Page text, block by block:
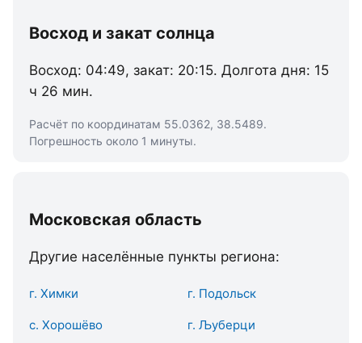
Восход и закат солнца
Восход: 04:49, закат: 20:15. Долгота дня: 15
ч 26 мин.
Расчёт по координатам 55.0362, 38.5489.
Погрешность около 1 минуты.
Московская область
Другие населённые пункты региона:
г. Химки г. Подольск
с. Хорошёво г. Љуберци